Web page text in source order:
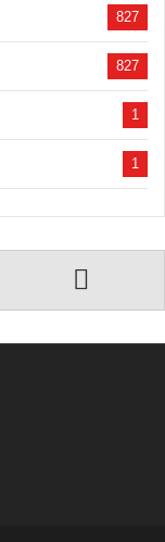
827
827
1
1